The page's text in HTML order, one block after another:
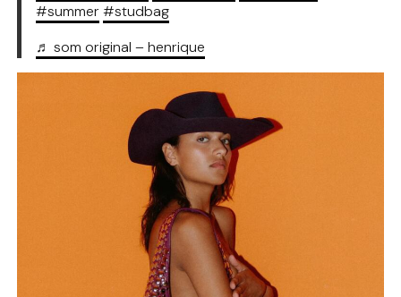
#summer#studbag
♬ som original – henrique